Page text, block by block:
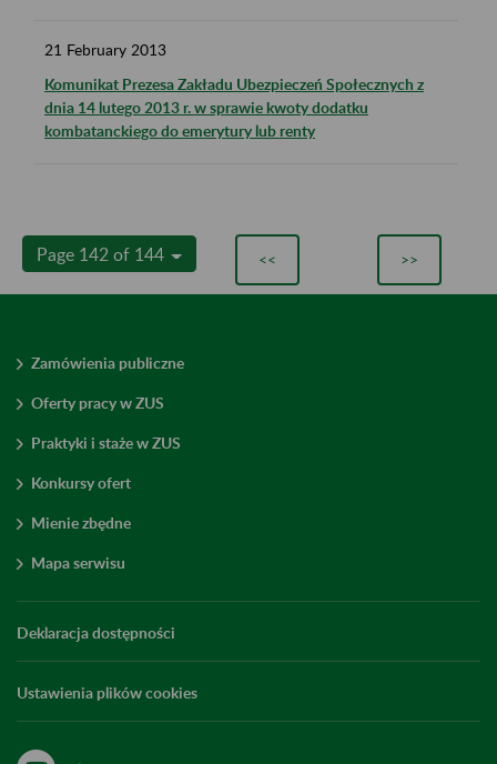
21 February 2013
Komunikat Prezesa Zakładu Ubezpieczeń Społecznych z
dnia 14 lutego 2013 r. w sprawie kwoty dodatku
kombatanckiego do emerytury lub renty
Page 142 of 144 << >>
Zamówienia publiczne
Oferty pracy w ZUS
Praktyki i staże w ZUS
Konkursy ofert
Mienie zbędne
Mapa serwisu
Deklaracja dostępności
Ustawienia plików cookies